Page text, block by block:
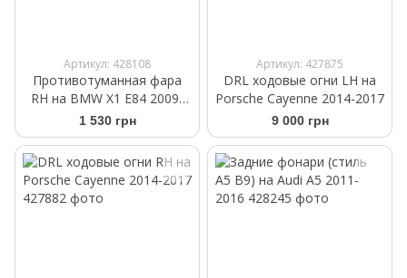
Артикул: 428108
Противотуманная фара
RH на BMW X1 E84 2009-
2015
1 530 грн
Артикул: 427875
DRL ходовые огни LH на
Porsche Cayenne 2014-2017
9 000 грн